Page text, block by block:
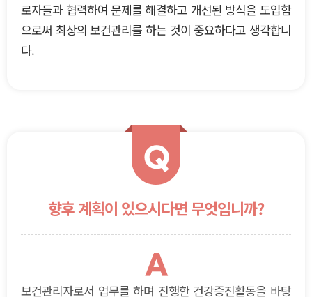
로자들과 협력하여 문제를 해결하고 개선된 방식을 도입함
으로써 최상의 보건관리를 하는 것이 중요하다고 생각합니
다.
Q
향후 계획이 있으시다면 무엇입니까?
A
보건관리자로서 업무를 하며 진행한 건강증진활동을 바탕